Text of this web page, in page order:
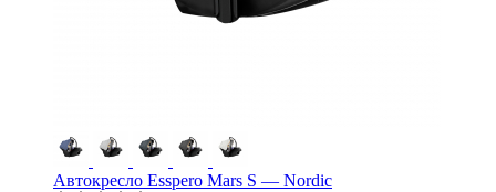
Автокресло Esspero Mars S — Nordic